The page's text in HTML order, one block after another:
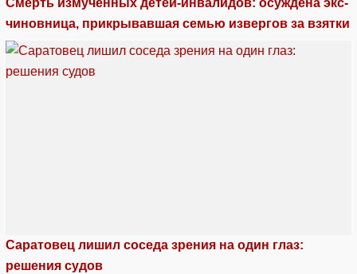
Смерть измученных детей-инвалидов: осуждена экс-
чиновница, прикрывавшая семью извергов за взятки
Саратовец лишил соседа зрения на один глаз:
решения судов